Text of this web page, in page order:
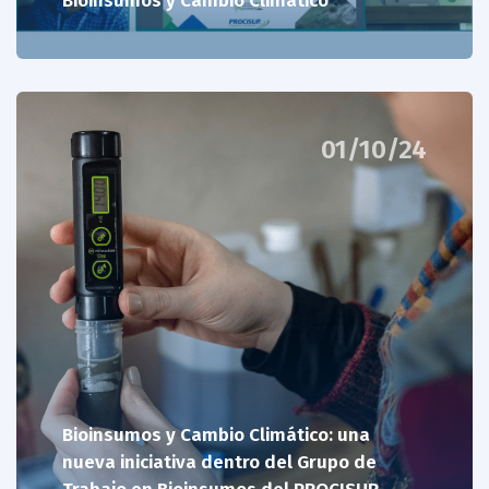
01/10/24
Bioinsumos y Cambio Climático: una
nueva iniciativa dentro del Grupo de